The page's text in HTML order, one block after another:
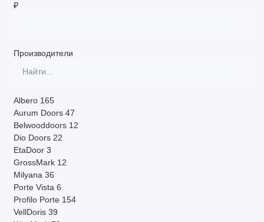
₽
Производители
Albero 165
Aurum Doors 47
Belwooddoors 12
Dio Doors 22
EtaDoor 3
GrossMark 12
Milyana 36
Porte Vista 6
Profilo Porte 154
VellDoris 39
Система открывания
Производитель
По наличию
Страна
Показать все